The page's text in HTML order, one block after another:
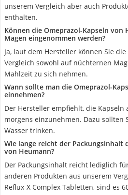
unserem Vergleich aber auch
enthalten.
Können die Omeprazol-Kapseln von
Magen eingenommen werden?
Ja, laut dem Hersteller können Sie
Vergleich sowohl auf nüchternen
Mahlzeit zu sich nehmen.
Wann sollte man die Omeprazol-
einnehmen?
Der Hersteller empfiehlt, die Kapseln
morgens einzunehmen. Dazu sollten
Wasser trinken.
Wie lange reicht der Packungsinhalt
von Heumann?
Der Packungsinhalt reicht lediglich
anderen Produkten aus unserem
Reflux-X Complex Tabletten, sind es